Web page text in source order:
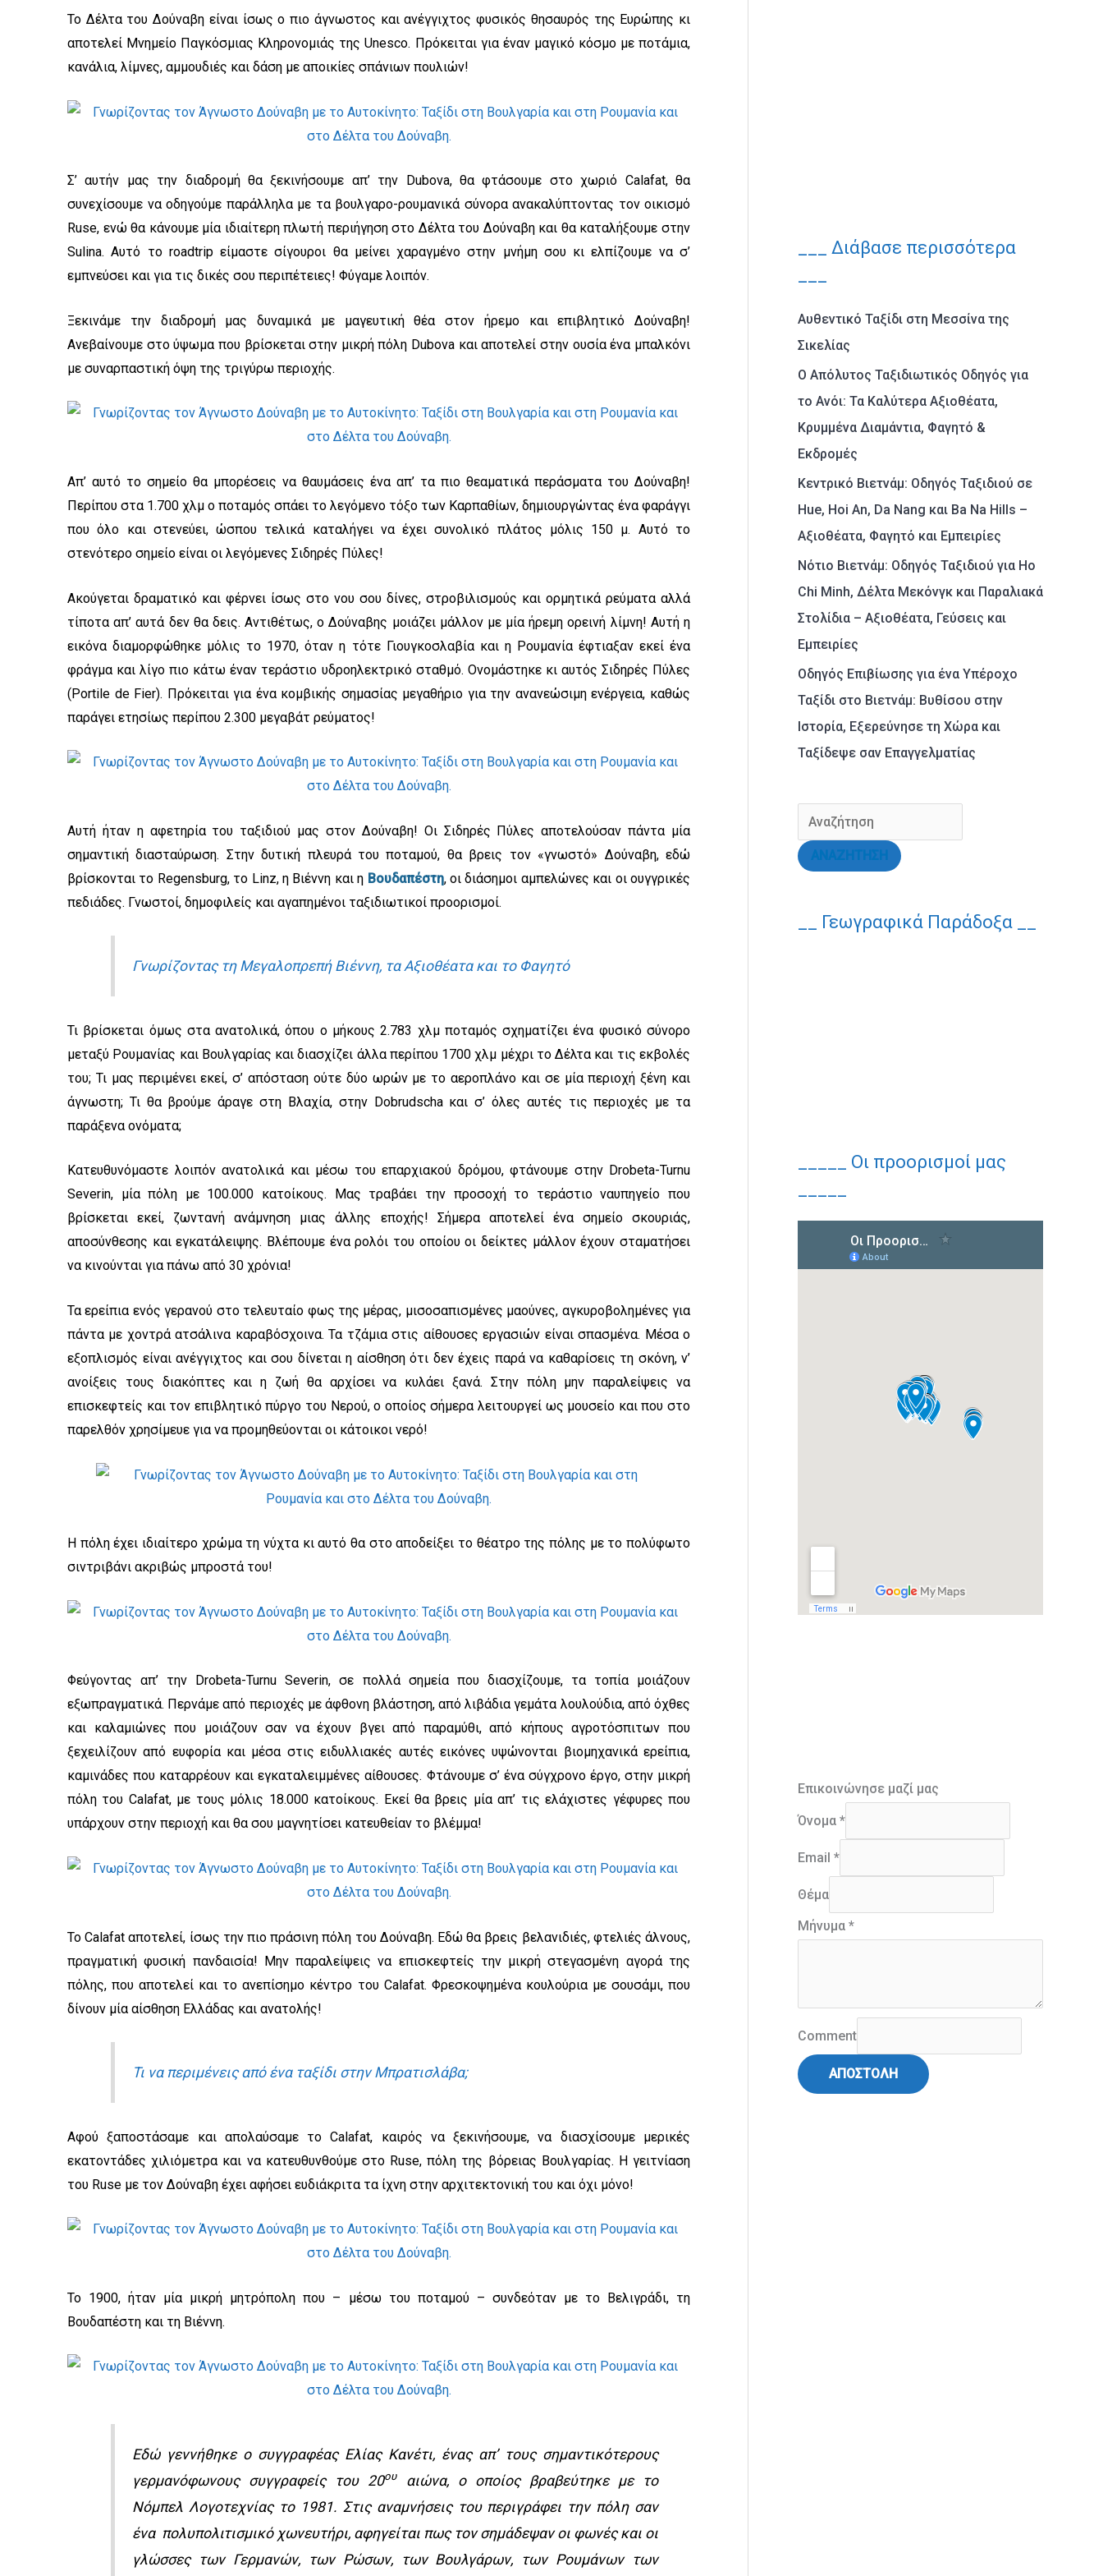
m
Το Δέλτα του Δούναβη είναι ίσως ο πιο άγνωστος και ανέγγιχτος φυσικός θησαυρός της Ευρώπης κι
αποτελεί Μνημείο Παγκόσμιας Κληρονομιάς της Unesco. Πρόκειται για έναν μαγικό κόσμο με ποτάμια,
κανάλια, λίμνες, αμμουδιές και δάση με αποικίες σπάνιων πουλιών!
Σ’ αυτήν μας την διαδρομή θα ξεκινήσουμε απ’ την Dubova, θα φτάσουμε στο χωριό Calafat, θα
συνεχίσουμε να οδηγούμε παράλληλα με τα βουλγαρο-ρουμανικά σύνορα ανακαλύπτοντας τον οικισμό
Ruse, ενώ θα κάνουμε μία ιδιαίτερη πλωτή περιήγηση στο Δέλτα του Δούναβη και θα καταλήξουμε στην
Sulina. Αυτό το roadtrip είμαστε σίγουροι θα μείνει χαραγμένο στην μνήμη σου κι ελπίζουμε να σ’
εμπνεύσει και για τις δικές σου περιπέτειες! Φύγαμε λοιπόν.
Ξεκινάμε την διαδρομή μας δυναμικά με μαγευτική θέα στον ήρεμο και επιβλητικό Δούναβη!
Ανεβαίνουμε στο ύψωμα που βρίσκεται στην μικρή πόλη Dubova και αποτελεί στην ουσία ένα μπαλκόνι
με συναρπαστική όψη της τριγύρω περιοχής.
Απ’ αυτό το σημείο θα μπορέσεις να θαυμάσεις ένα απ’ τα πιο θεαματικά περάσματα του Δούναβη!
Περίπου στα 1.700 χλμ ο ποταμός σπάει το λεγόμενο τόξο των Καρπαθίων, δημιουργώντας ένα φαράγγι
που όλο και στενεύει, ώσπου τελικά καταλήγει να έχει συνολικό πλάτος μόλις 150 μ. Αυτό το
στενότερο σημείο είναι οι λεγόμενες Σιδηρές Πύλες!
Ακούγεται δραματικό και φέρνει ίσως στο νου σου δίνες, στροβιλισμούς και ορμητικά ρεύματα αλλά
τίποτα απ’ αυτά δεν θα δεις. Αντιθέτως, ο Δούναβης μοιάζει μάλλον με μία ήρεμη ορεινή λίμνη! Αυτή η
εικόνα διαμορφώθηκε μόλις το 1970, όταν η τότε Γιουγκοσλαβία και η Ρουμανία έφτιαξαν εκεί ένα
φράγμα και λίγο πιο κάτω έναν τεράστιο υδροηλεκτρικό σταθμό. Ονομάστηκε κι αυτός Σιδηρές Πύλες
(Portile de Fier). Πρόκειται για ένα κομβικής σημασίας μεγαθήριο για την ανανεώσιμη ενέργεια, καθώς
παράγει ετησίως περίπου 2.300 μεγαβάτ ρεύματος!
Αυτή ήταν η αφετηρία του ταξιδιού μας στον Δούναβη! Οι Σιδηρές Πύλες αποτελούσαν πάντα μία
σημαντική διασταύρωση. Στην δυτική πλευρά του ποταμού, θα βρεις τον «γνωστό» Δούναβη, εδώ
βρίσκονται το Regensburg, το Linz, η Βιέννη και η Βουδαπέστη, οι διάσημοι αμπελώνες και οι ουγγρικές
πεδιάδες. Γνωστοί, δημοφιλείς και αγαπημένοι ταξιδιωτικοί προορισμοί.
Γνωρίζοντας τη Μεγαλοπρεπή Βιέννη, τα Αξιοθέατα και το Φαγητό
Τι βρίσκεται όμως στα ανατολικά, όπου ο μήκους 2.783 χλμ ποταμός σχηματίζει ένα φυσικό σύνορο
μεταξύ Ρουμανίας και Βουλγαρίας και διασχίζει άλλα περίπου 1700 χλμ μέχρι το Δέλτα και τις εκβολές
του; Τι μας περιμένει εκεί, σ’ απόσταση ούτε δύο ωρών με το αεροπλάνο και σε μία περιοχή ξένη και
άγνωστη; Τι θα βρούμε άραγε στη Βλαχία, στην Dobrudscha και σ’ όλες αυτές τις περιοχές με τα
παράξενα ονόματα;
Κατευθυνόμαστε λοιπόν ανατολικά και μέσω του επαρχιακού δρόμου, φτάνουμε στην Drobeta-Turnu
Severin, μία πόλη με 100.000 κατοίκους. Μας τραβάει την προσοχή το τεράστιο ναυπηγείο που
βρίσκεται εκεί, ζωντανή ανάμνηση μιας άλλης εποχής! Σήμερα αποτελεί ένα σημείο σκουριάς,
αποσύνθεσης και εγκατάλειψης. Βλέπουμε ένα ρολόι του οποίου οι δείκτες μάλλον έχουν σταματήσει
να κινούνται για πάνω από 30 χρόνια!
Τα ερείπια ενός γερανού στο τελευταίο φως της μέρας, μισοσαπισμένες μαούνες, αγκυροβολημένες για
πάντα με χοντρά ατσάλινα καραβόσχοινα. Τα τζάμια στις αίθουσες εργασιών είναι σπασμένα. Μέσα ο
εξοπλισμός είναι ανέγγιχτος και σου δίνεται η αίσθηση ότι δεν έχεις παρά να καθαρίσεις τη σκόνη, ν’
ανοίξεις τους διακόπτες και η ζωή θα αρχίσει να κυλάει ξανά. Στην πόλη μην παραλείψεις να
επισκεφτείς και τον επιβλητικό πύργο του Νερού, ο οποίος σήμερα λειτουργεί ως μουσείο και που στο
παρελθόν χρησίμευε για να προμηθεύονται οι κάτοικοι νερό!
Η πόλη έχει ιδιαίτερο χρώμα τη νύχτα κι αυτό θα στο αποδείξει το θέατρο της πόλης με το πολύφωτο
σιντριβάνι ακριβώς μπροστά του!
Φεύγοντας απ’ την Drobeta-Turnu Severin, σε πολλά σημεία που διασχίζουμε, τα τοπία μοιάζουν
εξωπραγματικά. Περνάμε από περιοχές με άφθονη βλάστηση, από λιβάδια γεμάτα λουλούδια, από όχθες
και καλαμιώνες που μοιάζουν σαν να έχουν βγει από παραμύθι, από κήπους αγροτόσπιτων που
ξεχειλίζουν από ευφορία και μέσα στις ειδυλλιακές αυτές εικόνες υψώνονται βιομηχανικά ερείπια,
καμινάδες που καταρρέουν και εγκαταλειμμένες αίθουσες. Φτάνουμε σ’ ένα σύγχρονο έργο, στην μικρή
πόλη του Calafat, με τους μόλις 18.000 κατοίκους. Εκεί θα βρεις μία απ’ τις ελάχιστες γέφυρες που
υπάρχουν στην περιοχή και θα σου μαγνητίσει κατευθείαν το βλέμμα!
Το Calafat αποτελεί, ίσως την πιο πράσινη πόλη του Δούναβη. Εδώ θα βρεις βελανιδιές, φτελιές άλνους,
πραγματική φυσική πανδαισία! Μην παραλείψεις να επισκεφτείς την μικρή στεγασμένη αγορά της
πόλης, που αποτελεί και το ανεπίσημο κέντρο του Calafat. Φρεσκοψημένα κουλούρια με σουσάμι, που
δίνουν μία αίσθηση Ελλάδας και ανατολής!
Τι να περιμένεις από ένα ταξίδι στην Μπρατισλάβα;
Αφού ξαποστάσαμε και απολαύσαμε το Calafat, καιρός να ξεκινήσουμε, να διασχίσουμε μερικές
εκατοντάδες χιλιόμετρα και να κατευθυνθούμε στο Ruse, πόλη της βόρειας Βουλγαρίας. Η γειτνίαση
του Ruse με τον Δούναβη έχει αφήσει ευδιάκριτα τα ίχνη στην αρχιτεκτονική του και όχι μόνο!
Το 1900, ήταν μία μικρή μητρόπολη που – μέσω του ποταμού – συνδεόταν με το Βελιγράδι, τη
Βουδαπέστη και τη Βιέννη.
Εδώ γεννήθηκε ο συγγραφέας Ελίας Κανέτι, ένας απ’ τους σημαντικότερους
γερμανόφωνους συγγραφείς του 20ουαιώνα, ο οποίος βραβεύτηκε με το
Νόμπελ Λογοτεχνίας το 1981. Στις αναμνήσεις του περιγράφει την πόλη σαν
ένα πολυπολιτισμικό χωνευτήρι, αφηγείται πως τον σημάδεψαν οι φωνές και οι
γλώσσες των Γερμανών, των Ρώσων, των Βουλγάρων, των Ρουμάνων των
___ Διάβασε περισσότερα
Αυθεντικό Ταξίδι στη Μεσσίνα της
Σικελίας
Ο Απόλυτος Ταξιδιωτικός Οδηγός για
το Ανόι: Τα Καλύτερα Αξιοθέατα,
Κρυμμένα Διαμάντια, Φαγητό &
Εκδρομές
Κεντρικό Βιετνάμ: Οδηγός Ταξιδιού σε
Hue, Hoi An, Da Nang και Ba Na Hills –
Αξιοθέατα, Φαγητό και Εμπειρίες
Νότιο Βιετνάμ: Οδηγός Ταξιδιού για Ho
Chi Minh, Δέλτα Μεκόνγκ και Παραλιακά
Στολίδια – Αξιοθέατα, Γεύσεις και
Εμπειρίες
Οδηγός Επιβίωσης για ένα Υπέροχο
Ταξίδι στο Βιετνάμ: Βυθίσου στην
Ιστορία, Εξερεύνησε τη Χώρα και
Ταξίδεψε σαν Επαγγελματίας
ΑΝΑΖΗΤΗΣΗ
__ Γεωγραφικά Παράδοξα __
_____ Οι προορισμοί μας
Επικοινώνησε μαζί μας
Όνομα *
Email *
Θέμα
Μήνυμα *
Comment
ΑΠΟΣΤΟΛΗ